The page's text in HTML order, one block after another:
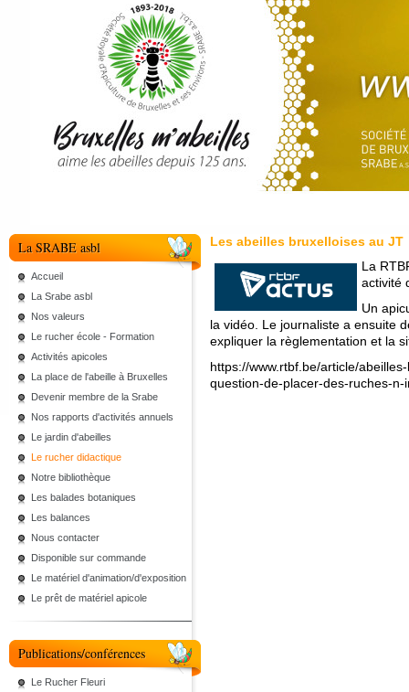
La SRABE asbl
Accueil
La Srabe asbl
Nos valeurs
Le rucher école - Formation
Activités apicoles
La place de l'abeille à Bruxelles
Devenir membre de la Srabe
Nos rapports d'activités annuels
Le jardin d'abeilles
Le rucher didactique
Notre bibliothèque
Les balades botaniques
Les balances
Nous contacter
Disponible sur commande
Le matériel d'animation/d'exposition
Le prêt de matériel apicole
Publications/conférences
Le Rucher Fleuri
Les abeilles bruxelloises au JT
La
activité
Un
la vidéo. Le journaliste a ensuite
expliquer la règlementation et la
https://www.rtbf.be/article/
question-de-placer-des-ruches-